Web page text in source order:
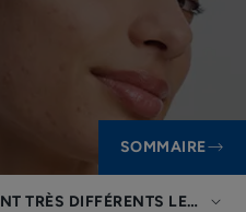
SOMMAIRE
TRÈS DIFFÉRENTS LES UNS